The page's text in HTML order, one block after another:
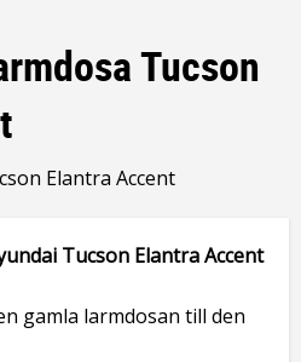
Tucson
Elantra Accent
Tucson Elantra Accent
gamla larmdosan till den